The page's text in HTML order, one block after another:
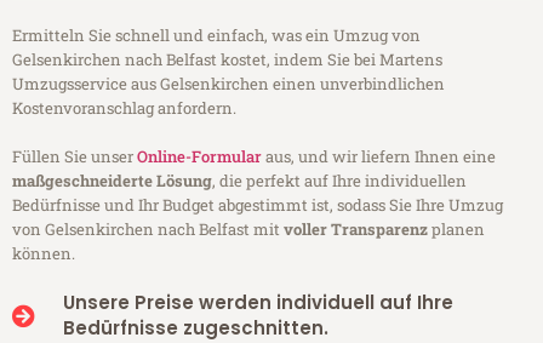
Ermitteln Sie schnell und einfach, was ein Umzug von
Gelsenkirchen nach Belfast kostet, indem Sie bei Martens
Umzugsservice aus Gelsenkirchen einen unverbindlichen
Kostenvoranschlag anfordern.
Füllen Sie unserOnline-Formularaus, und wir liefern Ihnen eine
maßgeschneiderte Lösung, die perfekt auf Ihre individuellen
Bedürfnisse und Ihr Budget abgestimmt ist, sodass Sie Ihre Umzug
von Gelsenkirchen nach Belfast mitvoller Transparenzplanen
können.
Unsere Preise werden individuell auf Ihre
Bedürfnisse zugeschnitten.